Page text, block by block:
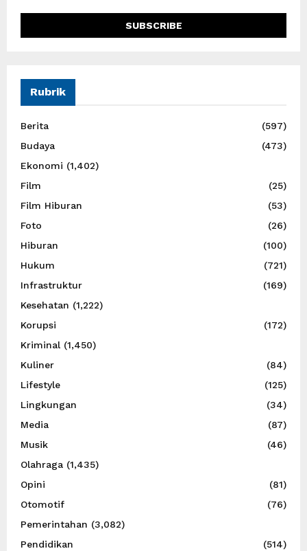
Rubrik
Berita
(597)
Budaya
(473)
Ekonomi (1,402)
Film
(25)
Film Hiburan
(53)
Foto
(26)
Hiburan
(100)
Hukum
(721)
Infrastruktur
(169)
Kesehatan (1,222)
Korupsi
(172)
Kriminal (1,450)
Kuliner
(84)
Lifestyle
(125)
Lingkungan
(34)
Media
(87)
Musik
(46)
Olahraga (1,435)
Opini
(81)
Otomotif
(76)
Pemerintahan (3,082)
Pendidikan
(514)